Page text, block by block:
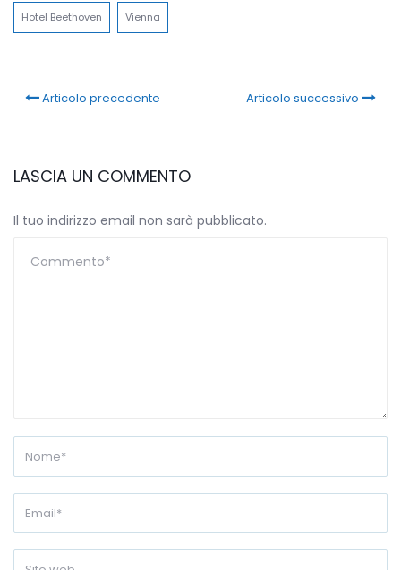
Hotel Beethoven Vienna
Articolo precedente Articolo successivo
LASCIA UN COMMENTO
Il tuo indirizzo email non sarà pubblicato.